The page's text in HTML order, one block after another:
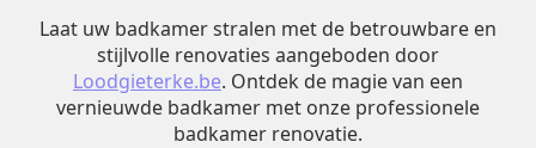
Laat uw badkamer stralen met de betrouwbare en
stijlvolle renovaties aangeboden door
Loodgieterke.be. Ontdek de magie van een
vernieuwde badkamer met onze professionele
badkamer renovatie.